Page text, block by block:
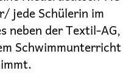
jede Schülerin im
neben der Textil-AG,
Schwimmunterricht